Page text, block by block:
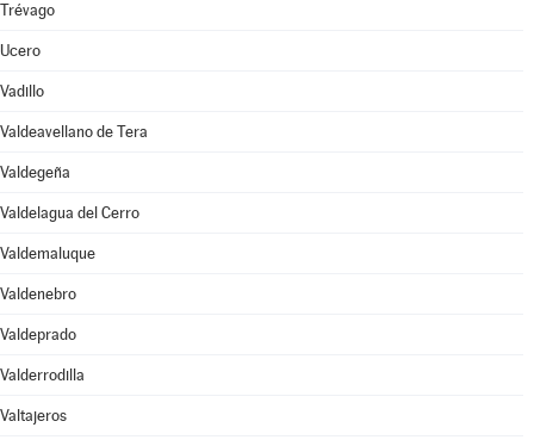
Trévago
Ucero
Vadillo
Valdeavellano de Tera
Valdegeña
Valdelagua del Cerro
Valdemaluque
Valdenebro
Valdeprado
Valderrodilla
Valtajeros